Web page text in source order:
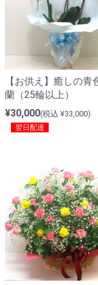
【お供え】癒しの青
蘭（25輪以上）
¥30,000(税込 ¥33,000)
翌日配達